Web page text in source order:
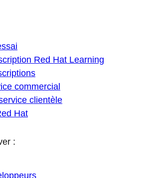
Red Hat Learning
commercial
clientèle
Hat
: